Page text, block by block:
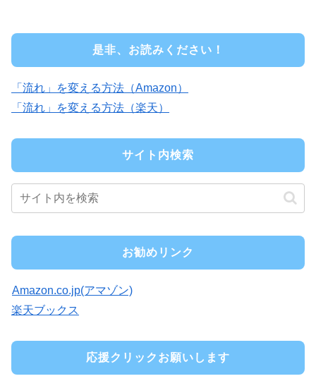
是非、お読みください！
「流れ」を変える方法（Amazon）
「流れ」を変える方法（楽天）
サイト内検索
お勧めリンク
Amazon.co.jp(アマゾン)
楽天ブックス
応援クリックお願いします